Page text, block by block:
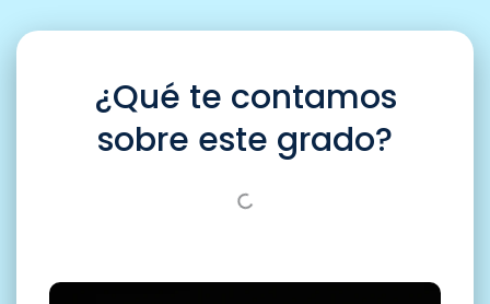
¿Qué te contamos
sobre este grado?